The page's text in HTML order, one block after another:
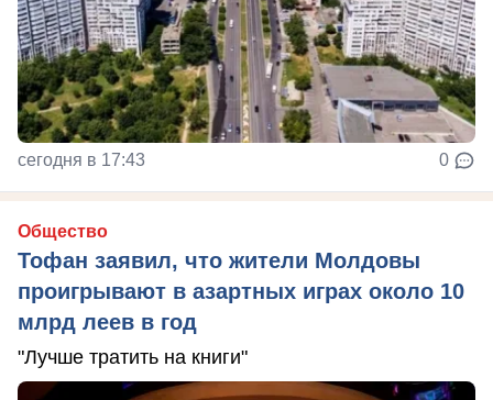
сегодня в 17:43 0
Общество
Тофан заявил, что жители Молдовы
проигрывают в азартных играх около 10
млрд леев в год
"Лучше тратить на книги"